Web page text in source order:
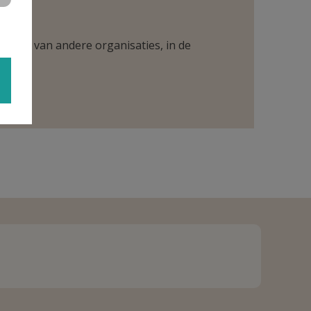
van andere organisaties, in de